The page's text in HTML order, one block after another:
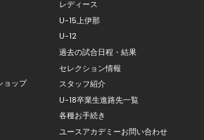
ョップ
レディース
U-15上伊那
U-12
過去の試合日程・結果
セレクション情報
スタッフ紹介
U-18卒業生進路先一覧
各種お手続き
ユースアカデミーお問い合わせ